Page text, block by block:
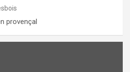
provençal